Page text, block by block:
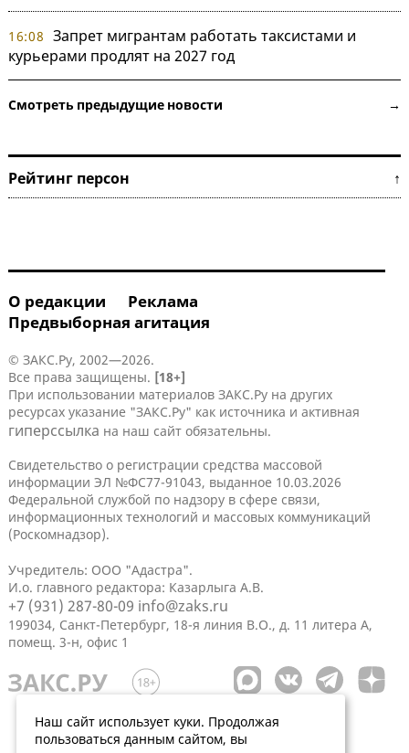
16:08 Запрет мигрантам работать таксистами и
курьерами продлят на 2027 год
Смотреть предыдущие новости →
Рейтинг персон ↑
О редакции
Реклама
Предвыборная агитация
© ЗАКС.Ру, 2002—2026.
Все права защищены. [18+]
При использовании материалов ЗАКС.Ру на других
ресурсах указание "ЗАКС.Ру" как источника и активная
гиперссылка на наш сайт обязательны.
Свидетельство о регистрации средства массовой
информации ЭЛ №ФС77-91043, выданное 10.03.2026
Федеральной службой по надзору в сфере связи,
информационных технологий и массовых коммуникаций
(Роскомнадзор).
Учредитель: ООО "Адастра".
И.о. главного редактора: Казарлыга А.В.
+7 (931) 287-80-09 info@zaks.ru
199034, Санкт-Петербург, 18-я линия В.О., д. 11 литера А,
помещ. 3-н, офис 1
Наш сайт использует куки. Продолжая
пользоваться данным сайтом, вы